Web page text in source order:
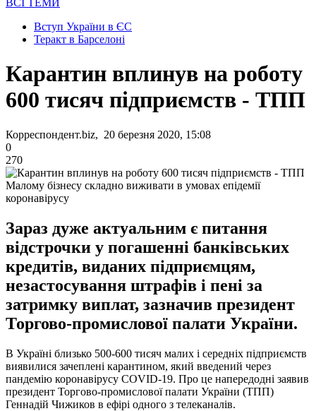
ВСІ ТЕМИ
Вступ України в ЄС
Теракт в Барселоні
Карантин вплинув на роботу
600 тисяч підприємств - ТПП
Корреспондент.biz, 20 березня 2020, 15:08
0
270
Малому бізнесу складно виживати в умовах епідемії
коронавірусу
Зараз дуже актуальним є питання
відстрочки у погашенні банківських
кредитів, виданих підприємцям,
незастосування штрафів і пені за
затримку виплат, зазначив президент
Торгово-промислової палати України.
В Україні близько 500-600 тисяч малих і середніх підприємств
виявилися зачеплені карантином, який введений через
пандемію коронавірусу COVID-19. Про це напередодні заявив
президент Торгово-промислової палати України (ТПП)
Геннадій Чижиков в ефірі одного з телеканалів.